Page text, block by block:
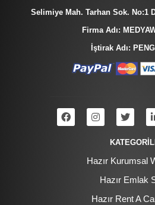
Selimiye Mah. Tarhan Sok. No:1
Firma Adı:
İştirak Adı:
Hazır Kurumsal
Hazır Emlak
Hazır Rent A